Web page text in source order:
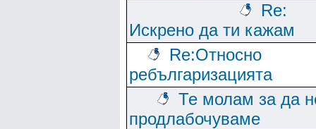
Re:
Искрено да ти кажам
Re:Относно
ребългаризацията
Те молам за да
продлабочуваме